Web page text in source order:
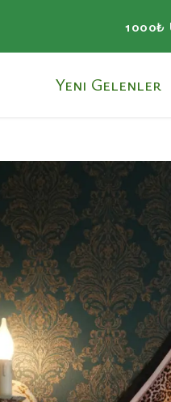
1000₺
Yeni Gelenler